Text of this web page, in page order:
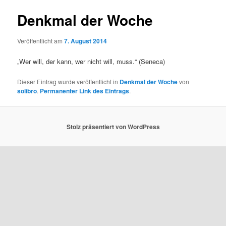
Denkmal der Woche
Veröffentlicht am7. August 2014
„Wer will, der kann, wer nicht will, muss.“ (Seneca)
Dieser Eintrag wurde veröffentlicht in Denkmal der Wochevon
solibro. Permanenter Link des Eintrags.
Stolz präsentiert von WordPress